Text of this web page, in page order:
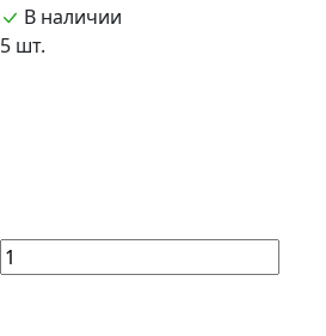
В наличии
5 шт.